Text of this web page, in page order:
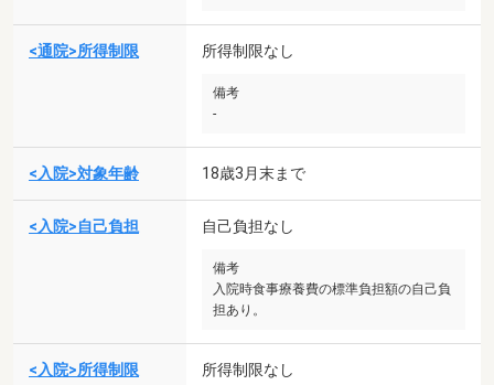
<通院>所得制限 所得制限なし
備考
-
<入院>対象年齢 18歳3月末まで
<入院>自己負担 自己負担なし
備考
入院時食事療養費の標準負担額の自己負
担あり。
<入院>所得制限 所得制限なし